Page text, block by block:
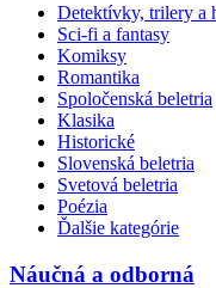
Detektívky, trilery a
Sci-fi a fantasy
Komiksy
Romantika
Spoločenská beletria
Klasika
Historické
Slovenská beletria
Svetová beletria
Poézia
Ďalšie kategórie
Náučná a odborná